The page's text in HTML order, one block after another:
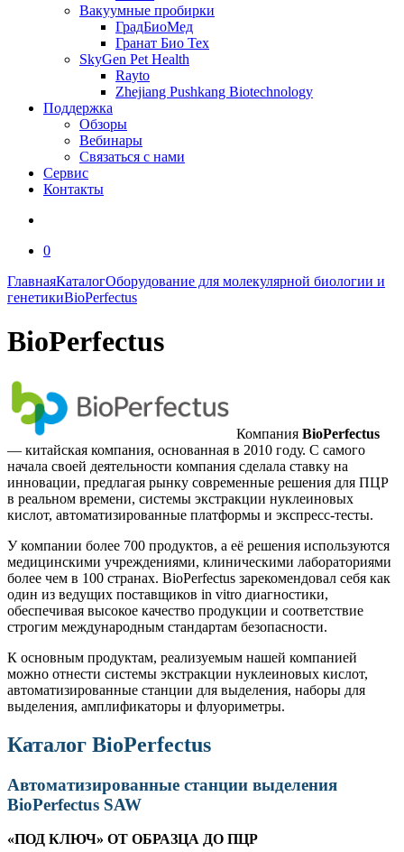
Вакуумные пробирки
ГрадБиоМед
Гранат Био Тех
SkyGen Pet Health
Rayto
Zhejiang Pushkang Biotechnology
Поддержка
Обзоры
Вебинары
Связаться с нами
Сервис
Контакты
0
ГлавнаяКаталогОборудование для молекулярной биологии и
генетикиBioPerfectus
BioPerfectus
Компания BioPerfectus
— китайская компания, основанная в 2010 году. С самого
начала своей деятельности компания сделала ставку на
инновации, предлагая рынку современные решения для ПЦР
в реальном времени, системы экстракции нуклеиновых
кислот, автоматизированные платформы и экспресс-тесты.
У компании более 700 продуктов, а её решения используются
медицинскими учреждениями, клиническими лабораториями
более чем в 100 странах. BioPerfectus зарекомендовал себя как
один из ведущих поставщиков in vitro диагностики,
обеспечивая высокое качество продукции и соответствие
строгим международным стандартам безопасности.
К основным продуктам, реализуемым нашей компанией
можно отнести системы экстракции нуклеиновых кислот,
автоматизированные станции для выделения, наборы для
выделения, амплификаторы и флуориметры.
Каталог BioPerfectus
Автоматизированные станции выделения
BioPerfectus SAW
«ПОД КЛЮЧ» ОТ ОБРАЗЦА ДО ПЦР